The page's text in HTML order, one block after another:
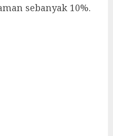
sebanyak 10%.